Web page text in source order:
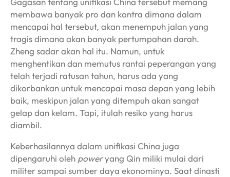
membawa banyak pro dan kontra dimana dalam
mencapai hal tersebut, akan menempuh jalan yang
tragis dimana akan banyak pertumpahan darah.
Zheng sadar akan hal itu. Namun, untuk
menghentikan dan memutus rantai peperangan yang
telah terjadi ratusan tahun, harus ada yang
dikorbankan untuk mencapai masa depan yang lebih
baik, meskipun jalan yang ditempuh akan sangat
gelap dan kelam. Tapi, itulah resiko yang harus
diambil.
Keberhasilannya dalam unifikasi China juga
dipengaruhi oleh poweryang Qin miliki mulai dari
militer sampai sumber daya ekonominya. Saat dinasti